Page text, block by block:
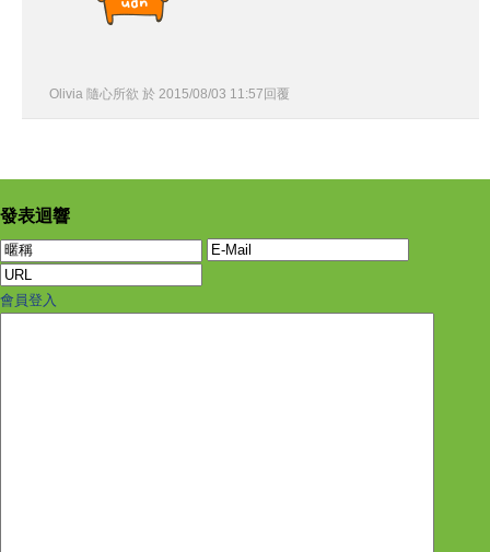
Olivia 隨心所欲 於 2015/08/03 11:57 回覆
發表迴響
會員登入